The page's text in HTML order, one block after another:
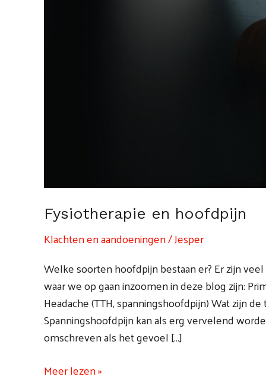
Fysiotherapie en hoofdpijn
Klachten en aandoeningen/Jesper
Welke soorten hoofdpijn bestaan er? Er zijn
waar we op gaan inzoomen in deze blog zijn:
Headache (TTH, spanningshoofdpijn) Wat zijn
Spanningshoofdpijn kan als erg vervelend
omschreven als het gevoel […]
Meer lezen »